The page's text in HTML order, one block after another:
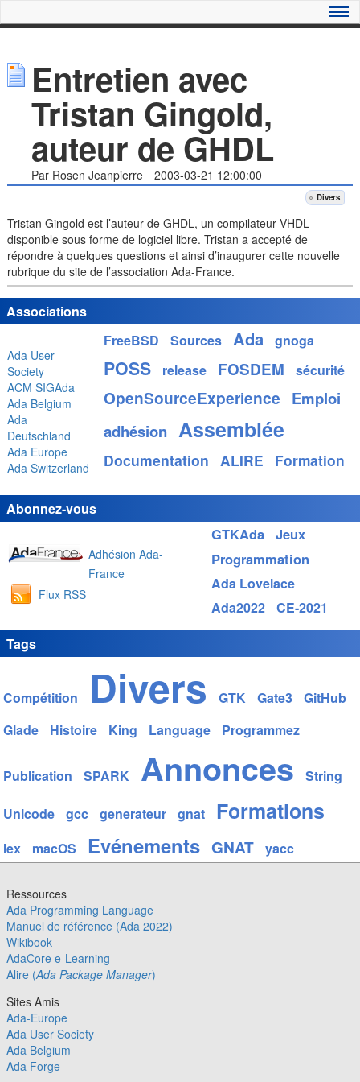
Entretien avec
Tristan Gingold,
auteur de GHDL
Par Rosen Jeanpierre 2003-03-21 12:00:00
Divers
Tristan Gingold est l’auteur de GHDL, un compilateur VHDL
disponible sous forme de logiciel libre. Tristan a accepté de
répondre à quelques questions et ainsi d’inaugurer cette nouvelle
rubrique du site de l’association Ada-France.
Associations
Ada User
Society
ACM SIGAda
Ada Belgium
Ada
Deutschland
Ada Europe
Ada Switzerland
Abonnez-vous
Adhésion Ada-
France
Flux RSS
Tags
FreeBSD Sources Ada gnoga
POSS release FOSDEM sécurité
OpenSourceExperience Emploi
adhésion Assemblée
Documentation ALIRE Formation
GTKAda Jeux
Programmation
Ada Lovelace
Ada2022
CE-2021
Compétition Divers GTK Gate3
GitHub
Glade
Histoire King Language Programmez
Publication SPARK Annonces String
Unicode gcc generateur gnat Formations
lex macOS Evénements GNAT yacc
Ressources
Ada Programming Language
Manuel de référence (Ada 2022)
Wikibook
AdaCore e-Learning
Alire (Ada Package Manager)
Sites Amis
Ada-Europe
Ada User Society
Ada Belgium
Ada Forge